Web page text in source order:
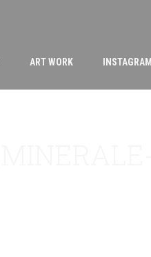
ART WORK INSTAGRAM